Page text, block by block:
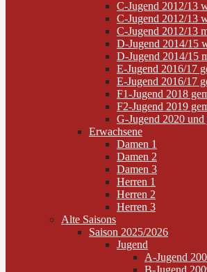
C-Jugend 2012/13
C-Jugend 2012/13
C-Jugend 2012/13
D-Jugend 2014/15
D-Jugend 2014/15
E-Jugend 2016/17
E-Jugend 2016/17
F1-Jugend 2018
F2-Jugend 2019
G-Jugend 2020 und
Erwachsene
Damen 1
Damen 2
Damen 3
Herren 1
Herren 2
Herren 3
Alte Saisons
Saison 2025/2026
Jugend
A-Jugend
B-Jugend